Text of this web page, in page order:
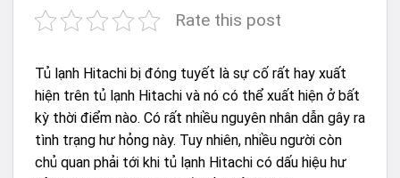
Rate this post
Tủ lạnh Hitachi bị đóng tuyết là sự cố rất hay xuất
hiện trên tủ lạnh Hitachi và nó có thể xuất hiện ở bất
kỳ thời điểm nào. Có rất nhiều nguyên nhân dẫn gây ra
tình trạng hư hỏng này. Tuy nhiên, nhiều người còn
chủ quan phải tới khi tủ lạnh Hitachi có dấu hiệu hư